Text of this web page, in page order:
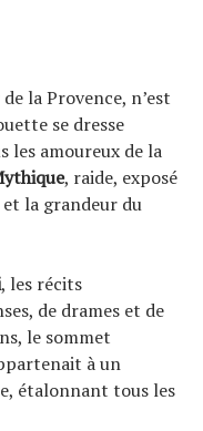
la Provence, n’est
se dresse
les amoureux de la
, raide, exposé
la grandeur du
, les récits
de drames et de
le sommet
à un
étalonnant tous les